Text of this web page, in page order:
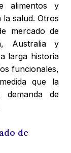
alimentos y
la salud. Otros
mercado de
Australia y
larga historia
funcionales,
que la
demanda de
de